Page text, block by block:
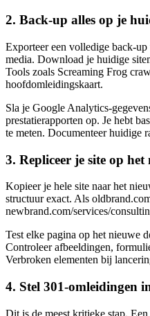
2. Back-up alles op je
Exporteer een volledige back-up
media. Download je huidige
Tools zoals Screaming Frog
hoofdomleidingskaart.
Sla je Google Analytics-
prestatierapporten op. Je hebt
te meten. Documenteer huidige
3. Repliceer je site op het
Kopieer je hele site naar het
structuur exact. Als
newbrand.com/services/
Test elke pagina op het nieuwe
Controleer afbeeldingen,
Verbroken elementen bij
4. Stel 301-omleidingen
Dit is de meest kritieke stap.